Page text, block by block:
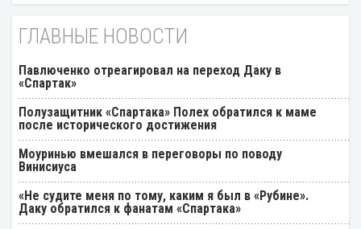
ГЛАВНЫЕ НОВОСТИ
Павлюченко отреагировал на переход Даку в
«Спартак»
Полузащитник «Спартака» Полех обратился к маме
после исторического достижения
Моуринью вмешался в переговоры по поводу
Винисиуса
«Не судите меня по тому, каким я был в «Рубине».
Даку обратился к фанатам «Спартака»